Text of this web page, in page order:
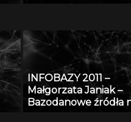
działania, zasoby i
perspektywy
INFOBAZY 2011 –
Małgorzata Janiak –
Bazodanowe źródła